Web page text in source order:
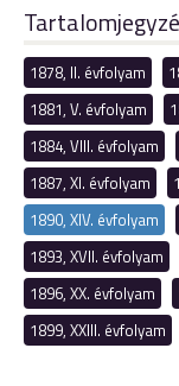
1878, II. évfolyam
1881, V. évfolyam
1884, VIII. évfolyam
1887, XI. évfolyam
1890, XIV. évfolyam
1893, XVII. évfolyam
1896, XX. évfolyam
1899, XXIII. évfolyam